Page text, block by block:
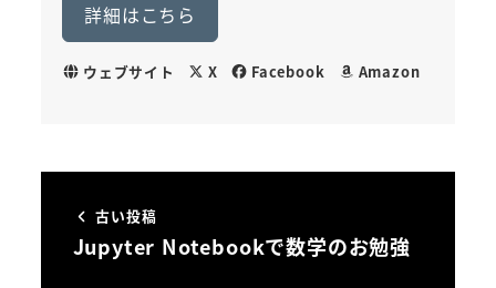
詳細はこちら
ウェブサイト X Facebook Amazon
古い投稿
Jupyter Notebookで数学のお勉強